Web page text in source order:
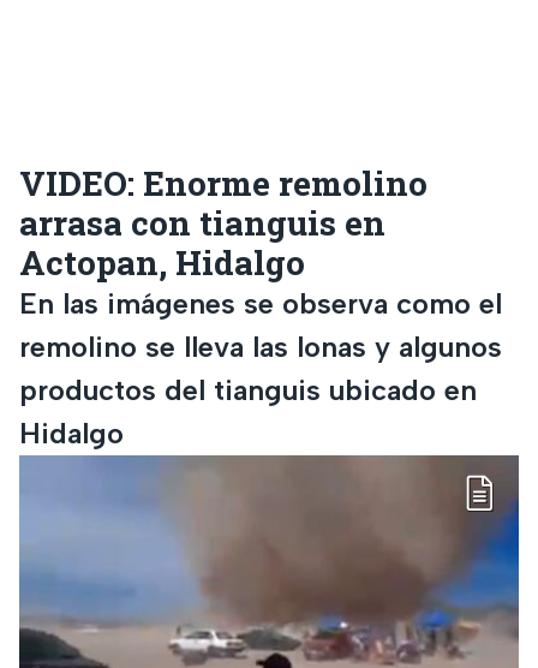
VIDEO: Enorme remolino
arrasa con tianguis en
Actopan, Hidalgo
En las imágenes se observa como el
remolino se lleva las lonas y algunos
productos del tianguis ubicado en
Hidalgo